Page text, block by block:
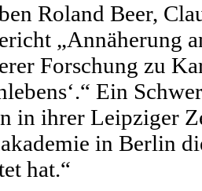
Roland Beer,
„Annäherung
Forschung zu
Ein
in ihrer Leipziger
in Berlin
hat.“